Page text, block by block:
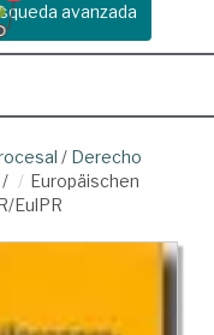
avanzada
/ Derecho
/
Europäischen
EulPR